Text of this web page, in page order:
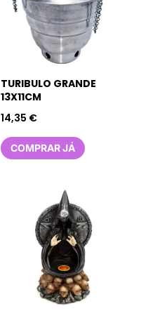
TURIBULO GRANDE
13X11CM
14,35 €
COMPRAR JÁ